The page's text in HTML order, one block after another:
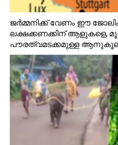
ജർമ്മനിക്ക് വേണം ഈ
ലക്ഷക്കണക്കിന് ആളുകളെ,
പൗരത്വമടക്കമുള്ള